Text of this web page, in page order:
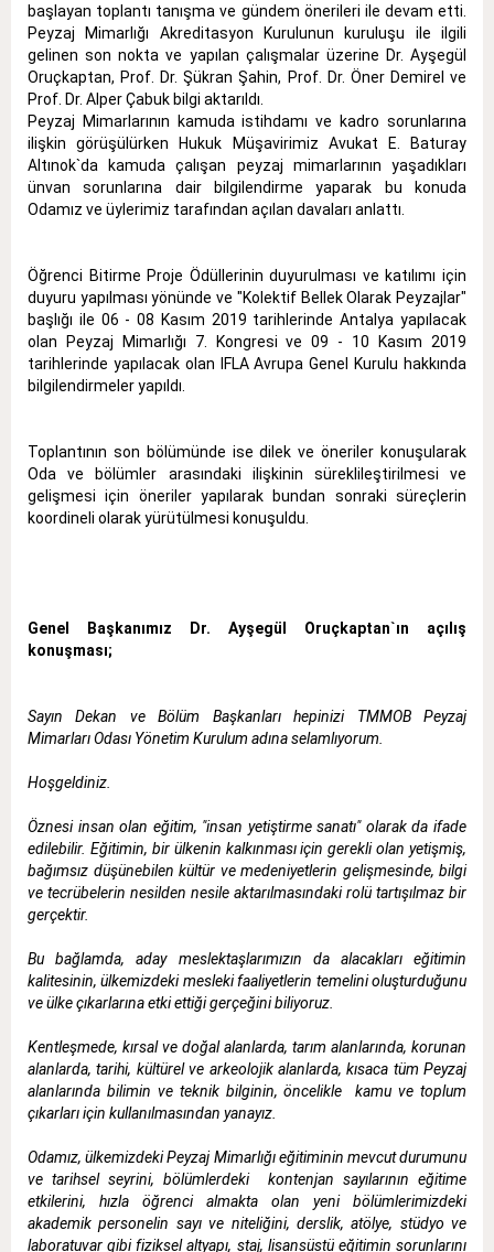
başlayan toplantı tanışma ve gündem önerileri ile devam etti.
Peyzaj Mimarlığı Akreditasyon Kurulunun kuruluşu ile ilgili
gelinen son nokta ve yapılan çalışmalar üzerine Dr. Ayşegül
Oruçkaptan, Prof. Dr. Şükran Şahin, Prof. Dr. Öner Demirel ve
Prof. Dr. Alper Çabuk bilgi aktarıldı.
Peyzaj Mimarlarının kamuda istihdamı ve kadro sorunlarına
ilişkin görüşülürken Hukuk Müşavirimiz Avukat E. Baturay
Altınok`da kamuda çalışan peyzaj mimarlarının yaşadıkları
ünvan sorunlarına dair bilgilendirme yaparak bu konuda
Odamız ve üylerimiz tarafından açılan davaları anlattı.
Öğrenci Bitirme Proje Ödüllerinin duyurulması ve katılımı için
duyuru yapılması yönünde ve "Kolektif Bellek Olarak Peyzajlar"
başlığı ile 06 - 08 Kasım 2019 tarihlerinde Antalya yapılacak
olan Peyzaj Mimarlığı 7. Kongresi ve 09 - 10 Kasım 2019
tarihlerinde yapılacak olan IFLA Avrupa Genel Kurulu hakkında
bilgilendirmeler yapıldı.
Toplantının son bölümünde ise dilek ve öneriler konuşularak
Oda ve bölümler arasındaki ilişkinin süreklileştirilmesi ve
gelişmesi için öneriler yapılarak bundan sonraki süreçlerin
koordineli olarak yürütülmesi konuşuldu.
Genel Başkanımız Dr. Ayşegül Oruçkaptan`ın açılış
konuşması;
Sayın Dekan ve Bölüm Başkanları hepinizi TMMOB Peyzaj
Mimarları Odası Yönetim Kurulum adına selamlıyorum.
Hoşgeldiniz.
Öznesi insan olan eğitim, "insan yetiştirme sanatı" olarak da ifade
edilebilir. Eğitimin, bir ülkenin kalkınması için gerekli olan yetişmiş,
bağımsız düşünebilen kültür ve medeniyetlerin gelişmesinde, bilgi
ve tecrübelerin nesilden nesile aktarılmasındaki rolü tartışılmaz bir
gerçektir.
Bu bağlamda, aday meslektaşlarımızın da alacakları eğitimin
kalitesinin, ülkemizdeki mesleki faaliyetlerin temelini oluşturduğunu
ve ülke çıkarlarına etki ettiği gerçeğini biliyoruz.
Kentleşmede, kırsal ve doğal alanlarda, tarım alanlarında, korunan
alanlarda, tarihi, kültürel ve arkeolojik alanlarda, kısaca tüm Peyzaj
alanlarında bilimin ve teknik bilginin, öncelikle kamu ve toplum
çıkarları için kullanılmasından yanayız.
Odamız, ülkemizdeki Peyzaj Mimarlığı eğitiminin mevcut durumunu
ve tarihsel seyrini, bölümlerdeki kontenjan sayılarının eğitime
etkilerini, hızla öğrenci almakta olan yeni bölümlerimizdeki
akademik personelin sayı ve niteliğini, derslik, atölye, stüdyo ve
laboratuvar gibi fiziksel altyapı, staj, lisansüstü eğitimin sorunlarını